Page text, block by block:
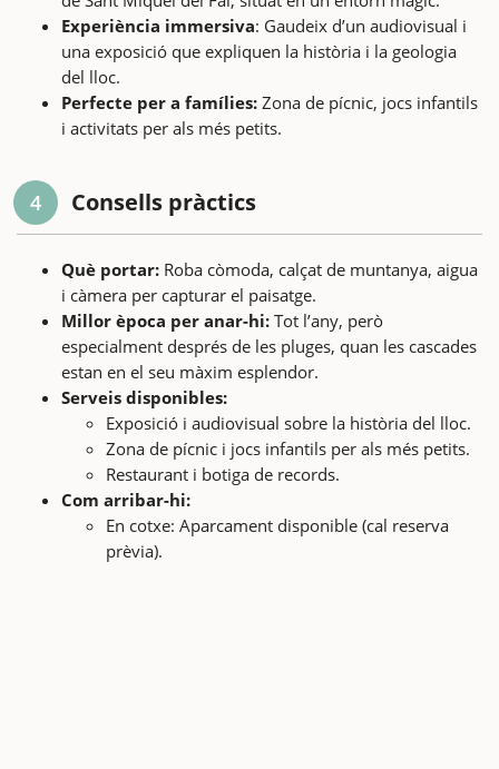
Experiència immersiva: Gaudeix d’un audiovisual i
una exposició que expliquen la història i la geologia
del lloc.
Perfecte per a famílies: Zona de pícnic, jocs infantils
i activitats per als més petits.
4 Consells pràctics
Què portar: Roba còmoda, calçat de muntanya, aigua
i càmera per capturar el paisatge.
Millor època per anar-hi: Tot l’any, però
especialment després de les pluges, quan les cascades
estan en el seu màxim esplendor.
Serveis disponibles:
Exposició i audiovisual sobre la història del lloc.
Zona de pícnic i jocs infantils per als més petits.
Restaurant i botiga de records.
Com arribar-hi:
En cotxe: Aparcament disponible (cal reserva
prèvia).